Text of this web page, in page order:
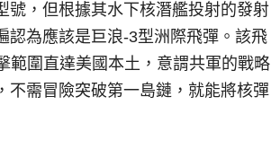
號，但根據其水下核潛艦投射的發射
認為應該是巨浪-3型洲際飛彈。該飛
範圍直達美國本土，意謂共軍的戰略
不需冒險突破第一島鏈，就能將核彈